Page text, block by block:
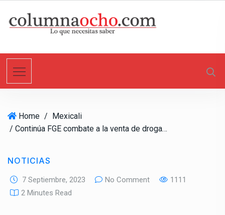
t
Home / Mexicali
/ Continúa FGE combate a la venta de droga; Catean vivienda en el fraccionamiento Villa Florida
NOTICIAS
7 Septiembre, 2023 No Comment
1111
2 Minutes Read